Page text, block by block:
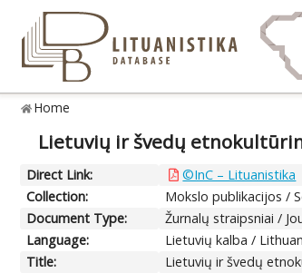
Home
Lietuvių ir švedų
Direct Link:
©InC – Lituanistika
Collection:
Mokslo publikacijos /
Document Type:
Žurnalų straipsniai /
Language:
Lietuvių kalba /
Title:
Lietuvių ir švedų